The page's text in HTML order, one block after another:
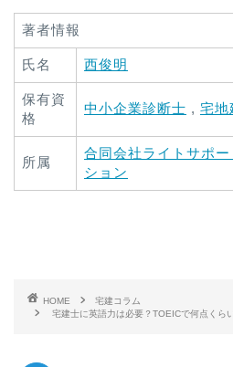
著者情報
氏名 西俊明
保有資
格
中小企業診断士 , 宅地
所属
合同会社ライトサポ
ション
HOME
宅建コラム
宅建士に英語力は必要？TOEICで何点くら